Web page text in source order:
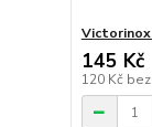
Victorinox
145 Kč
120 Kč